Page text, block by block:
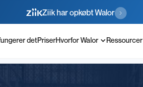
Ziik har opkøbt Walor
detPriserHvorfor Walor Ressourcer